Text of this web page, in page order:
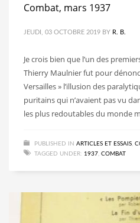
Combat, mars 1937
JEUDI, 03 OCTOBRE 2019 BY R. B.
Je crois bien que l’un des
Thierry Maulnier fut pour
Versailles » l’illusion des
puritains qui n’avaient pas vu
les plus redoutables du monde
PUBLISHED IN ARTICLES ET ESSAIS
TAGGED UNDER: 1937 COMBAT